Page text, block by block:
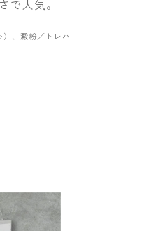
人気。
、澱粉／トレハ